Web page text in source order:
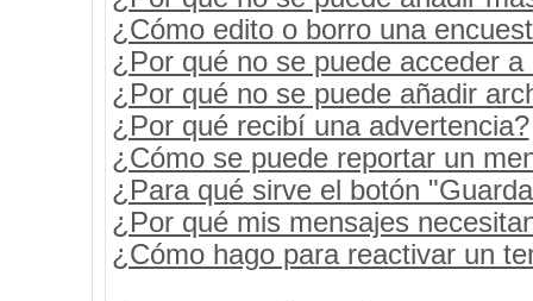
¿Cómo edito o borro una
¿Por qué no se puede acceder a
¿Por qué no se puede añadir
¿Por qué recibí una advertencia?
¿Cómo se puede reportar un
¿Para qué sirve el botón
¿Por qué mis mensajes
¿Cómo hago para reactivar un